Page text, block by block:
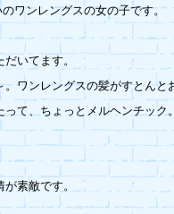
ワンレングスの女の子です。
いてます。
ワンレングスの髪がすとん
て、ちょっとメルヘンチッ
素敵です。